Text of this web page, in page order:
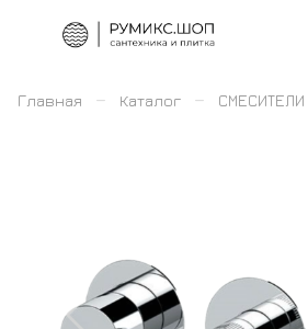
Главная – Каталог –